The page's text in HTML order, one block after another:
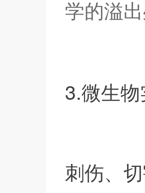
学的溢
3.微生
刺伤、